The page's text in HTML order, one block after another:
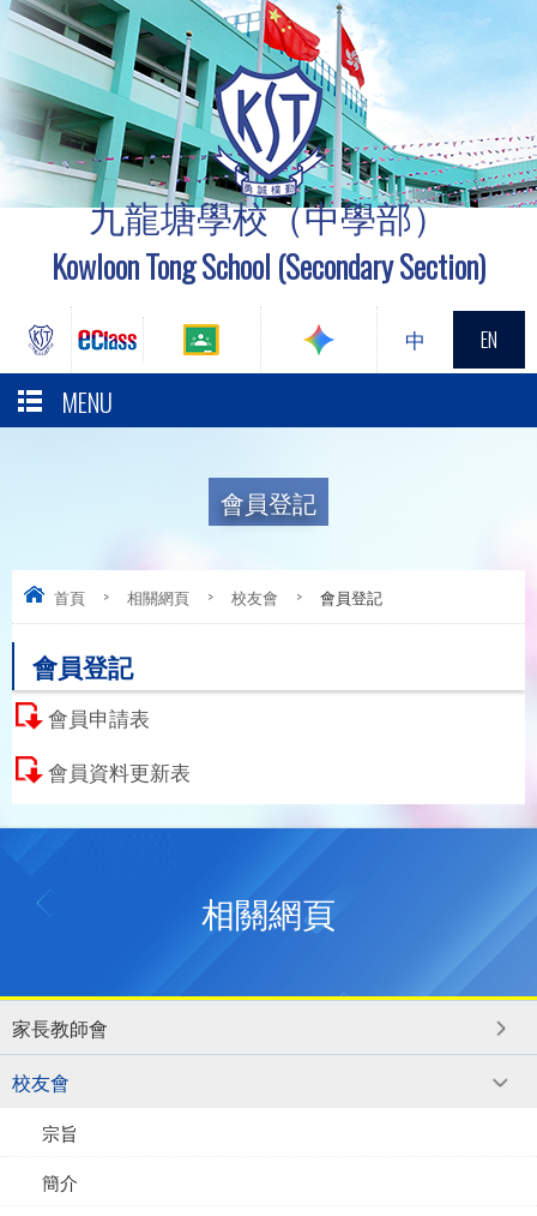
九龍塘學校（中學部）
Kowloon Tong School (Secondary Section)
中 EN
MENU
會員登記
首頁 > 相關網頁 > 校友會 > 會員登記
會員登記
會員申請表
會員資料更新表
相關網頁
家長教師會
校友會
宗旨
簡介